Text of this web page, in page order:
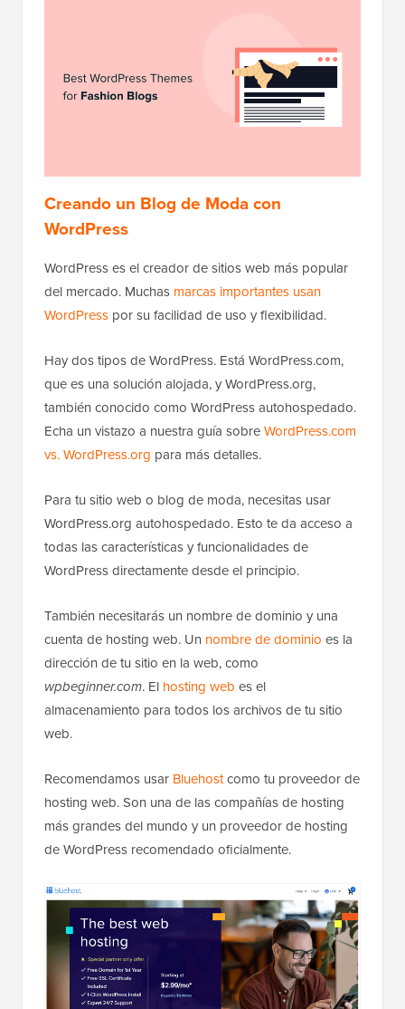
Creando un Blog de Moda con
WordPress
WordPress es el creador de sitios web más popular
del mercado. Muchas marcas importantes usan
WordPress por su facilidad de uso y flexibilidad.
Hay dos tipos de WordPress. Está WordPress.com,
que es una solución alojada, y WordPress.org,
también conocido como WordPress autohospedado.
Echa un vistazo a nuestra guía sobreWordPress.com
vs. WordPress.org para más detalles.
Para tu sitio web o blog de moda, necesitas usar
WordPress.org autohospedado. Esto te da acceso a
todas las características y funcionalidades de
WordPress directamente desde el principio.
También necesitarás un nombre de dominio y una
cuenta de hosting web. Un nombre de dominio es la
dirección de tu sitio en la web, como
wpbeginner.com. El hosting web es el
almacenamiento para todos los archivos de tu sitio
web.
Recomendamos usar Bluehostcomo tu proveedor de
hosting web. Son una de las compañías de hosting
más grandes del mundo y un proveedor de hosting
de WordPress recomendado oficialmente.